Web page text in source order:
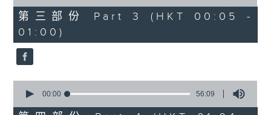
5.「雪岭风云会之乱世亲仇」
由 李龙、尹飞燕 主唱
6.「不堪回首话当年」
由 谭家宝 主唱
55
minutes,
9
seconds
第三部份 Part 3 (HKT 00:05 -
01:00)
seconds
00:00 56:09